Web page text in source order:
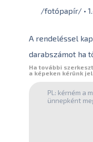
/fotópapír/ •
A rendeléssel
darabszámot ha
Ha további
a képeken kérünk